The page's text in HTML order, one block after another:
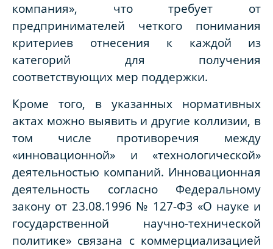
компания», что требует от
предпринимателей четкого понимания
критериев отнесения к каждой из
категорий для получения
соответствующих мер поддержки.
Кроме того, в указанных нормативных
актах можно выявить и другие коллизии, в
том числе противоречия между
«инновационной» и «технологической»
деятельностью компаний. Инновационная
деятельность согласно Федеральному
закону от 23.08.1996 № 127-ФЗ «О науке и
государственной научно-технической
политике» связана с коммерциализацией